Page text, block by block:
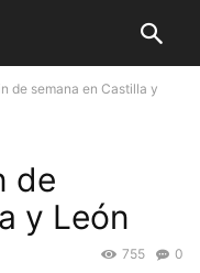
de semana en Castilla y
de
y León
0
755